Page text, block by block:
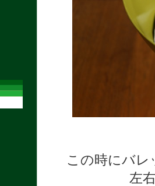
この時にバレ
左